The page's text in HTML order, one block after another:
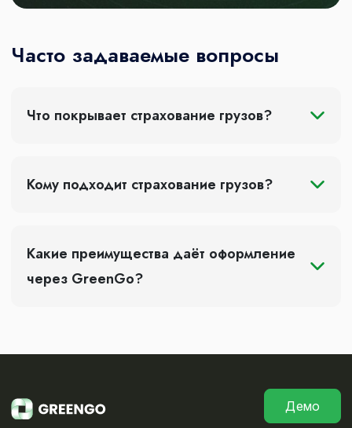
Часто задаваемые вопросы
Что покрывает страхование грузов?
Кому подходит страхование грузов?
Какие преимущества даёт оформление
через GreenGo?
Демо